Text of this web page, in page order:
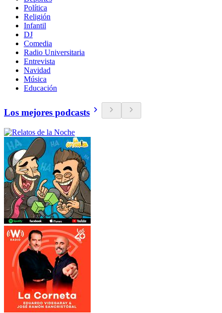
Política
Religión
Infantil
DJ
Comedia
Radio Universitaria
Entrevista
Navidad
Música
Educación
Los mejores podcasts